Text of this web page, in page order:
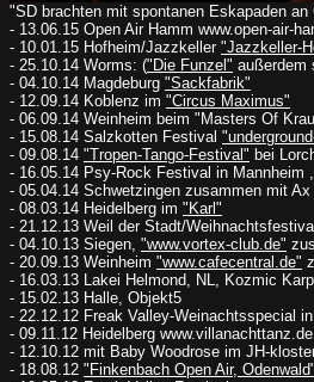
"SD brachten mit spontanen Eskapaden
- 13.06.15 Open Air Hamm www.open-air-
- 10.01.15 Hofheim/Jazzkeller "Jazzkeller-
- 25.10.14 Worms: ("Die Funzel" außerdem
- 04.10.14 Magdeburg "Sackfabrik"
- 12.09.14 Koblenz im "Circus Maximus"
- 06.09.14 Weinheim beim "Masters Of
- 15.08.14 Salzkotten Festival
- 09.08.14 "Tropen-Tango-Festival" bei
- 16.05.14 Psy-Rock Festival in Mannheim
- 05.04.14 Schwetzingen zusammen mit
- 08.03.14 Heidelberg im "Karl"
- 21.12.13 Weil der Stadt/Weihnachtsfestival
- 04.10.13 Siegen, "www.vortex-club.de"
- 20.09.13 Weinheim "www.cafecentral.de"
- 16.03.13 Lakei Helmond, NL, Kozmic
- 15.02.13 Halle, Objekt5
- 22.12.12 Freak Valley-Weinachtsspecial
- 09.11.12 Heidelberg www.villanachttanz.de
- 12.10.12 mit Baby Woodrose im JH-
- 18.08.12 "Finkenbach Open Air, Odenwald"